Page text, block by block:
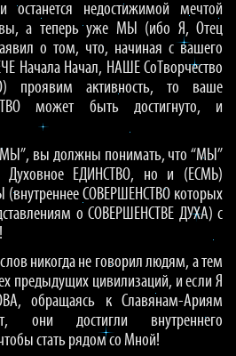
недостижимой мечтой
вы, а теперь уже МЫ (ибо Я, Отец
о том, что, начиная с вашего
Начала Начал, НАШЕ СоТворчество
проявим активность, то ваше
может быть достигнуто, и
вы должны понимать, что “МЫ”
ЕДИНСТВО, но и (ЕСМЬ)
(внутреннее СОВЕРШЕНСТВО которых
о СОВЕРШЕНСТВЕ ДУХА) с
никогда не говорил людям, а тем
предыдущих цивилизаций, и если Я
обращаясь к Славянам-Ариям
они достигли внутреннего
стать рядом со Мной!